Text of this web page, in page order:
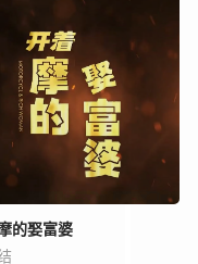
的娶富婆